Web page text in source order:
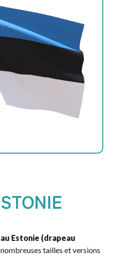
Estonie (drapeau
tailles et versions